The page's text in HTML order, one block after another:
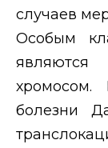
случаев
Особым
являются
болезни